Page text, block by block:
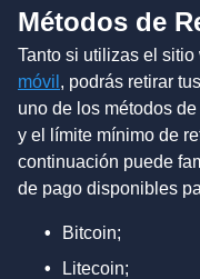
Métodos de
Tanto si utilizas el
móvil , podrás retirar
uno de los métodos
y el límite mínimo de
continuación puede
de pago disponibles
Bitcoin;
Litecoin;